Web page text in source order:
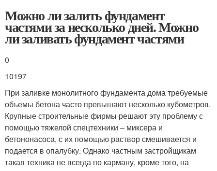
Можно ли залить фундамент
частями за несколько дней. Можно
ли заливать фундамент частями
0
10197
При заливке монолитного фундамента дома требуемые
объемы бетона часто превышают несколько кубометров.
Крупные строительные фирмы решают эту проблему с
помощью тяжелой спецтехники – миксера и
бетононасоса, с их помощью раствор смешивается и
подается в опалубку. Однако частным застройщикам
такая техника не всегда по карману, кроме того, на